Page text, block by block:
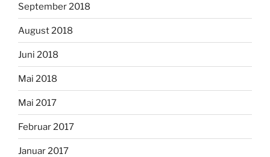
September 2018
August 2018
Juni 2018
Mai 2018
Mai 2017
Februar 2017
Januar 2017